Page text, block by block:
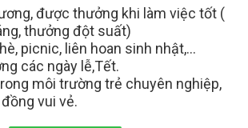
được thưởng khi làm việc tốt (
thưởng đột suất)
picnic, liên hoan sinh nhật,…
các ngày lễ,Tết.
môi trường trẻ chuyên nghiệp,
vui vẻ.